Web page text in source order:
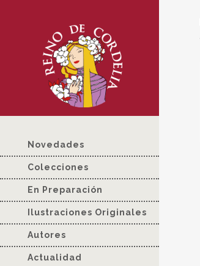
Novedades
Colecciones
En Preparación
Ilustraciones Originales
Autores
Actualidad